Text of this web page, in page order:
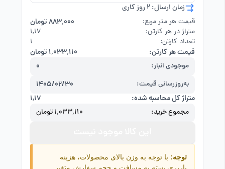
زمان ارسال: 2 روز کاری
قیمت هر متر مربع:
۸۸۳٬۰۰۰ تومان
متراژ در هر کارتن:
۱,۱۷
تعداد کارتن:
1
قیمت هر کارتن: ۱٬۰۳۳٬۱۱۰ تومان
موجودی انبار: 0
به‌روزرسانی قیمت:
1405/02/30
متراژ کل محاسبه شده:
۱,۱۷
مجموع خرید: ۱٬۰۳۳٬۱۱۰ تومان
توجه: با توجه به وزن بالای محصولات، هزینه